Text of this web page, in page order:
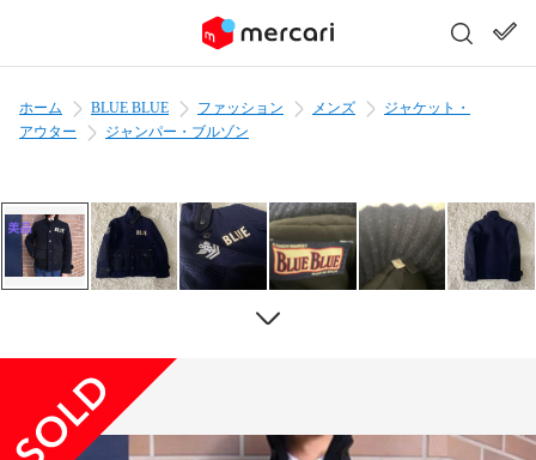
ホーム BLUE BLUE ファッション メンズ
ジャケット・
アウター
ジャンパー・ブルゾン